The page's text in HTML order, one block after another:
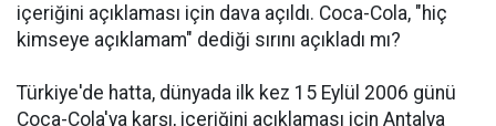
içeriğini açıklaması için dava açıldı. Coca-Cola, "hiç
kimseye açıklamam" dediği sırını açıkladı mı?
Türkiye'de hatta, dünyada ilk kez 15 Eylül 2006 günü
Coca-Cola'ya karşı, içeriğini açıklaması için Antalya